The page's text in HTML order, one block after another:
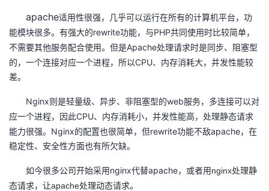
我
博
客
的
论
坛
我
的
圈
我
的
我
apache适用性很强，几乎可以运行在所有的计算机平台，功
能模块很多。有强大的rewrite功能，与PHP共同使用时比较简单，
不需要其他服务配合使用。但是Apache处理请求时是同步、阻塞型
的，一个连接对应一个进程，所以CPU、内存消耗大，并发性能较
差。
Nginx则是轻量级、异步、非阻塞型的web服务，多连接可以对
应一个进程，因此CPU、内存消耗小，并发性能高，处理静态请求
能力很强。 Nginx的配置也很简单，但rewrite功能不敌apache，在
稳定性、安全性方面也有所欠缺。
如今很多公司开始采用 nginx代替apache，或者用 nginx处理静
态请求，让apache处理动态请求。